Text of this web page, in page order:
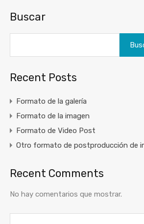
Buscar
Recent Posts
Formato de la galería
Formato de la imagen
Formato de Video Post
Otro formato de postproducción de
Recent Comments
No hay comentarios que mostrar.